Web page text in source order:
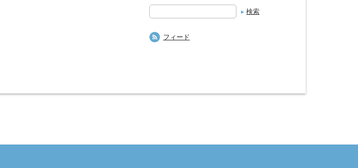
索
フィード